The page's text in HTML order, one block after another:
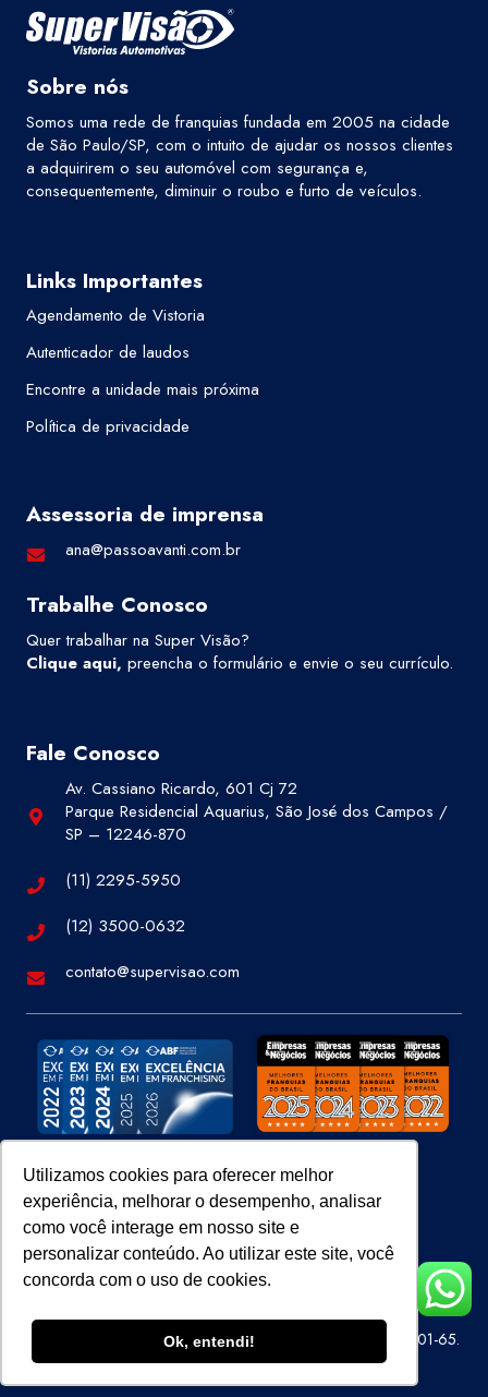
Utilizamos cookies para oferecer melhor
experiência, melhorar o desempenho, analisar
como você interage em nosso site e
personalizar conteúdo. Ao utilizar este site, você
concorda com o uso de cookies.
Ok, entendi!
Sobre nós
Somos uma rede de franquias fundada em 2005 na cidade
de São Paulo/SP, com o intuito de ajudar os nossos clientes
a adquirirem o seu automóvel com segurança e,
consequentemente, diminuir o roubo e furto de veículos.
Links Importantes
Agendamento de Vistoria
Autenticador de laudos
Encontre a unidade mais próxima
Política de privacidade
Assessoria de imprensa
ana@passoavanti.com.br
Trabalhe Conosco
Quer trabalhar na Super Visão?
Clique aqui, preencha o formulário e envie o seu currículo.
Fale Conosco
Av. Cassiano Ricardo, 601 Cj 72
Parque Residencial Aquarius, São José dos Campos /
SP – 12246-870
(11) 2295-5950
(12) 3500-0632
contato@supervisao.com
Site 100% Seguro
Super Visão Perícias e Vistorias Ltda – CNPJ 07.686.414/0001-65.
Todos os direitos reservados.